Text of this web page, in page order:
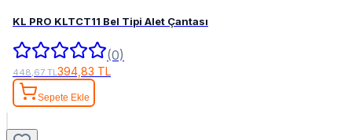
KL PRO KLTCT11 Bel Tipi Alet Çantası
(0)
448,67 TL394,83 TL
Sepete Ekle